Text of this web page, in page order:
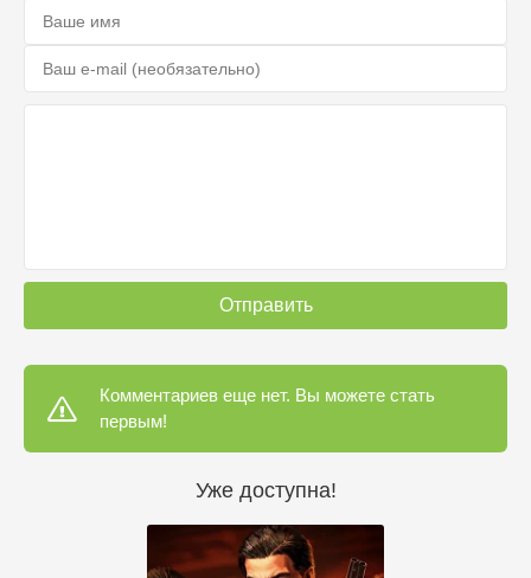
Отправить
Комментариев еще нет. Вы можете стать
первым!
Уже доступна!